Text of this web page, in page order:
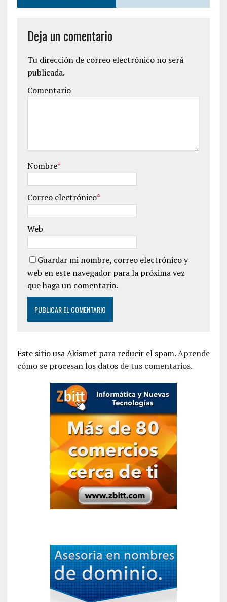
Deja un comentario
Tu dirección de correo electrónico no será
publicada.
Comentario
Nombre*
Correo electrónico*
Web
Guardar mi nombre, correo electrónico y
web en este navegador para la próxima vez
que haga un comentario.
Este sitio usa Akismet para reducir el spam.Aprende
cómo se procesan los datos de tus comentarios.